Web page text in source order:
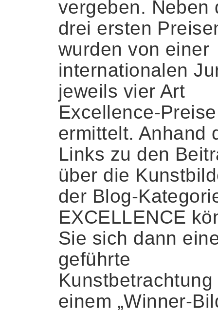
vergeben. Neben
drei ersten
wurden von einer
internationalen
jeweils vier Art
Excellence-Preise
ermittelt. Anhand
Links zu den
über die
der Blog-
EXCELLENCE
Sie sich dann
geführte
Kunstbetrachtung
einem „Winner-